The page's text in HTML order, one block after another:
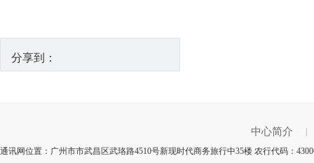
分享到：
中心简介
通讯网位置：广州市市武昌区武珞路4510号新现时代商务旅行中35楼 农行代码：